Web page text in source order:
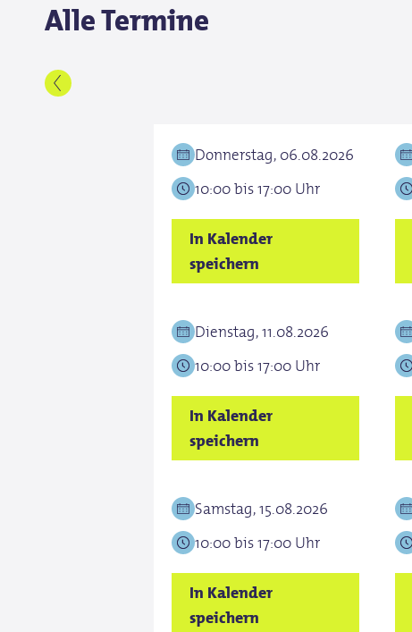
Alle Termine
Donnerstag, 06.08.2026
10:00 bis 17:00 Uhr
In Kalender
speichern
Dienstag, 11.08.2026
10:00 bis 17:00 Uhr
In Kalender
speichern
Samstag, 15.08.2026
10:00 bis 17:00 Uhr
In Kalender
speichern